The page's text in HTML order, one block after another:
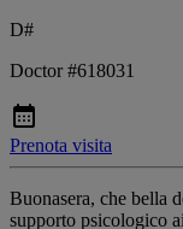
D#
Doctor #618031
Prenota visita
Buonasera, che bella
supporto psicologico